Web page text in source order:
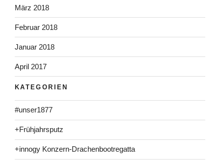
März 2018
Februar 2018
Januar 2018
April 2017
KATEGORIEN
#unser1877
+Frühjahrsputz
+innogy Konzern-Drachenbootregatta